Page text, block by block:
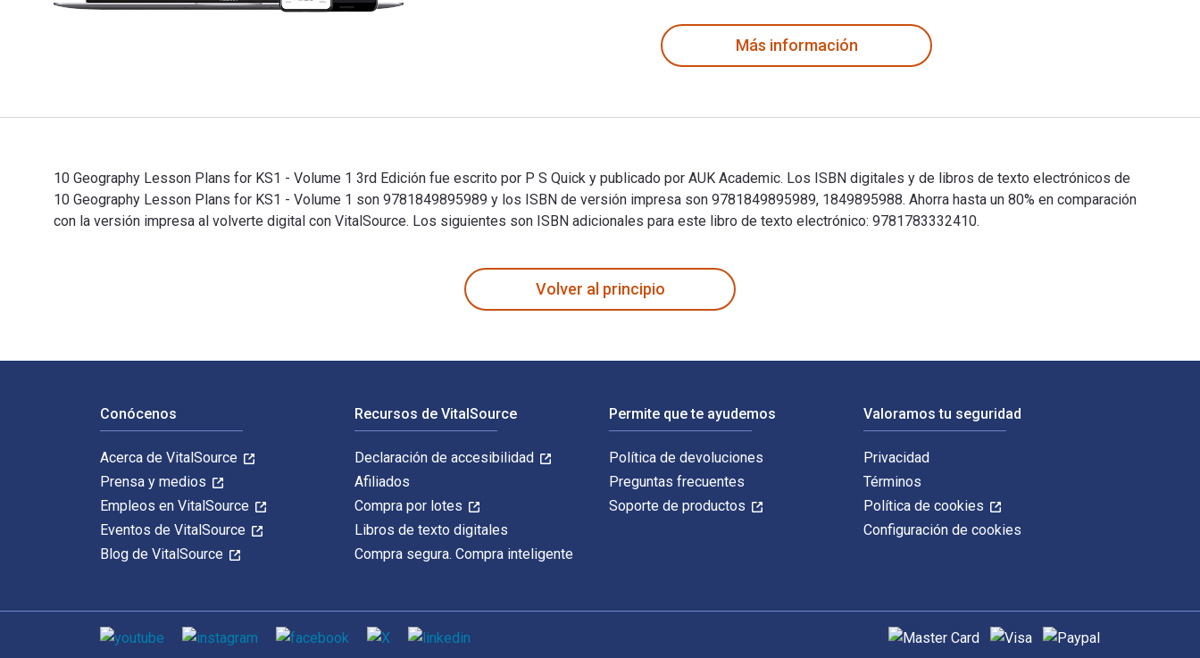
Más información
10 Geography Lesson Plans for KS1 - Volume 1 3rd Edición fue escrito por P S Quick y publicado por AUK Academic. Los ISBN digitales y de libros de texto electrónicos de
10 Geography Lesson Plans for KS1 - Volume 1 son 9781849895989 y los ISBN de versión impresa son 9781849895989, 1849895988. Ahorra hasta un 80% en comparación
con la versión impresa al volverte digital con VitalSource. Los siguientes son ISBN adicionales para este libro de texto electrónico: 9781783332410.
Volver al principio
Conócenos
Acerca de VitalSource
Prensa y medios
Empleos en VitalSource
Eventos de VitalSource
Blog de VitalSource
Recursos de VitalSource
Declaración de accesibilidad
Afiliados
Compra por lotes
Libros de texto digitales
Compra segura. Compra inteligente
Permite que te ayudemos
Política de devoluciones
Preguntas frecuentes
Soporte de productos
Valoramos tu seguridad
Privacidad
Términos
Política de cookies
Configuración de cookies
Medios de comunicación social Métodos de pago admitidos